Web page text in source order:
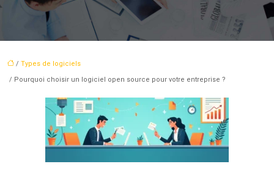
/ Types de logiciels
/ Pourquoi choisir un logiciel open source pour votre entreprise ?